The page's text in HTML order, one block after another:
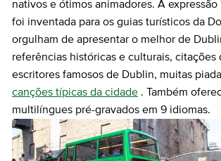
nativos e ótimos animadores. A expressão
foi inventada para os guias turísticos da
orgulham de apresentar o melhor de
referências históricas e culturais, citações
escritores famosos de Dublin, muitas
canções típicas da cidade . Também
multilíngues pré-gravados em 9 idiomas.